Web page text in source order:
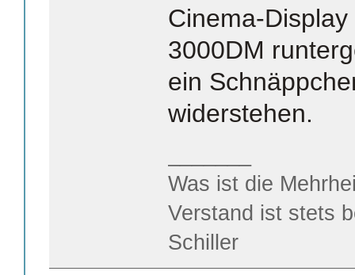
Cinema-
3000DM
ein
widerstehen.
Was ist die
Verstand ist stets
Schiller